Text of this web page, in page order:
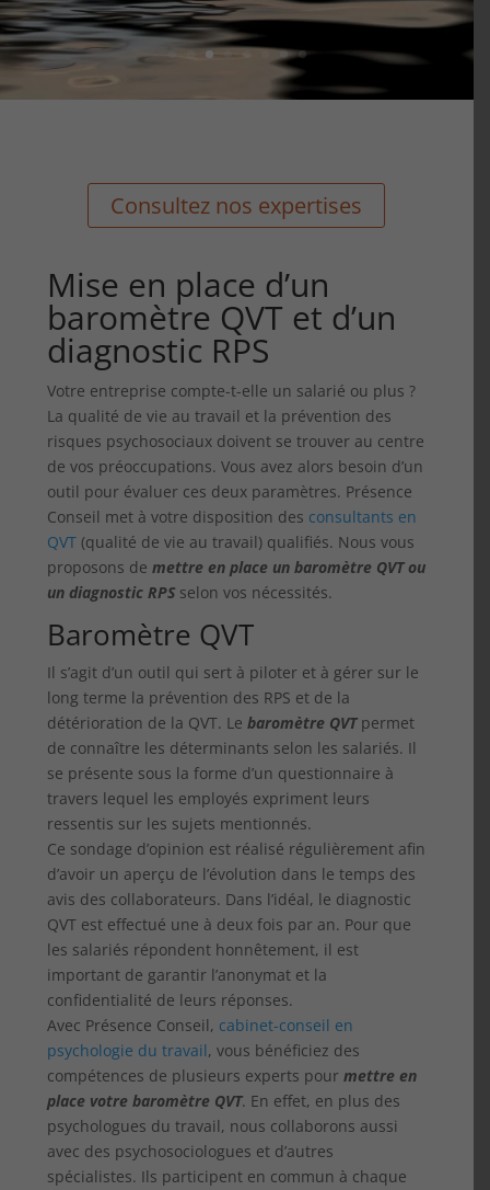
Consultez nos expertises
Mise en place d’un
baromètre QVT et d’un
diagnostic RPS
Votre entreprise compte-t-elle un salarié ou plus ?
La qualité de vie au travail et la prévention des
risques psychosociaux doivent se trouver au centre
de vos préoccupations. Vous avez alors besoin d’un
outil pour évaluer ces deux paramètres. Présence
Conseil met à votre disposition des consultants en
QVT (qualité de vie au travail) qualifiés. Nous vous
proposons demettre en place un baromètre QVT ou
un diagnostic RPS selon vos nécessités.
Baromètre QVT
Il s’agit d’un outil qui sert à piloter et à gérer sur le
long terme la prévention des RPS et de la
détérioration de la QVT. Lebaromètre QVTpermet
de connaître les déterminants selon les salariés. Il
se présente sous la forme d’un questionnaire à
travers lequel les employés expriment leurs
ressentis sur les sujets mentionnés.
Ce sondage d’opinion est réalisé régulièrement afin
d’avoir un aperçu de l’évolution dans le temps des
avis des collaborateurs. Dans l’idéal, le diagnostic
QVT est effectué une à deux fois par an. Pour que
les salariés répondent honnêtement, il est
important de garantir l’anonymat et la
confidentialité de leurs réponses.
Avec Présence Conseil, cabinet-conseil en
psychologie du travail, vous bénéficiez des
compétences de plusieurs experts pourmettre en
place votre baromètre QVT. En effet, en plus des
psychologues du travail, nous collaborons aussi
avec des psychosociologues et d’autres
spécialistes. Ils participent en commun à chaque